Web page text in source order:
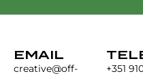
EMAIL
creative@off-
+351